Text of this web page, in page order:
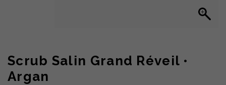
Scrub Salin Grand Réveil •
Argan